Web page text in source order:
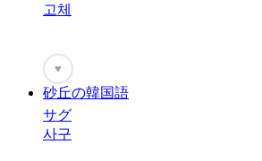
고체
♥
砂丘の韓国語
サグ
사구